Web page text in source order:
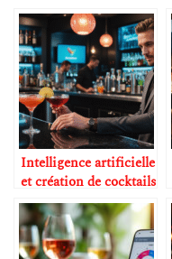
Intelligence artificielle
et création de cocktails
personnalisés